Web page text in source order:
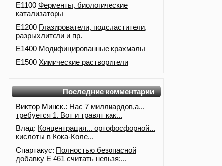
E1100 Ферменты, биологические
катализаторы
E1200 Глазирователи, подсластители,
разрыхлители и пр.
E1400 Модифицированные крахмалы
E1500 Химические растворители
Последние комментарии
Виктор Минск.: Нас 7 миллиардов,а...
требуется 1. Вот и травят как...
Влад: Концентрация... ортофосфорной...
кислоты в Кока-Коле...
Спартакус: Полностью безопасной
добавку Е 461 считать нельзя:...